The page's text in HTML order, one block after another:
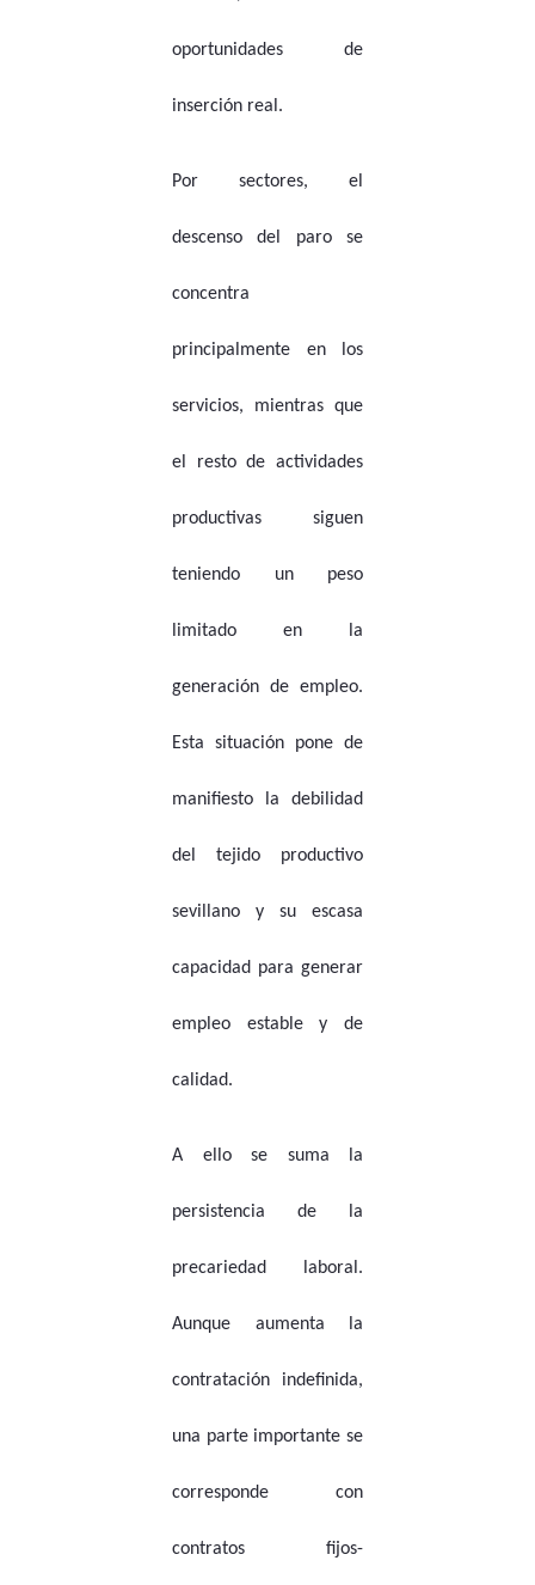
oportunidades de
inserción real.
Por sectores, el
descenso del paro se
concentra
principalmente en los
servicios, mientras que
el resto de actividades
productivas siguen
teniendo un peso
limitado en la
generación de empleo.
Esta situación pone de
manifiesto la debilidad
del tejido productivo
sevillano y su escasa
capacidad para generar
empleo estable y de
calidad.
A ello se suma la
persistencia de la
precariedad laboral.
Aunque aumenta la
contratación indefinida,
una parte importante se
corresponde con
contratos fijos-